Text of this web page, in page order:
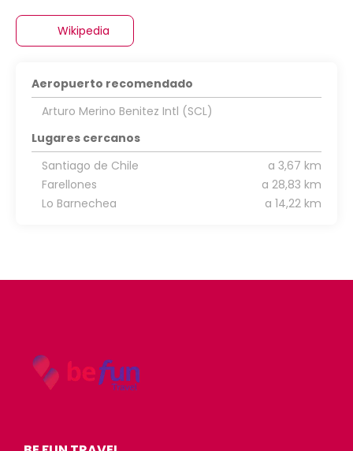
Wikipedia
Aeropuerto recomendado
Arturo Merino Benitez Intl (SCL)
Lugares cercanos
Santiago de Chile
a 3,67 km
Farellones
a 28,83 km
Lo Barnechea
a 14,22 km